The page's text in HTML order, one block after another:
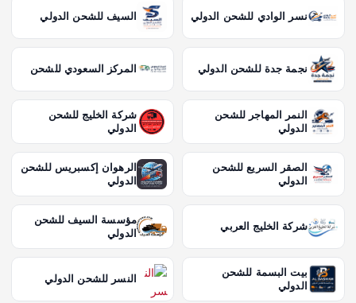
نسر الوادي للشحن الدولي السيف للشحن الدولي
نجمة جدة للشحن الدولي المركز السعودي للشحن
النمر المهاجر للشحن
الدولي
شركة الخليج للشحن
الدولي
الصقر السريع للشحن
الدولي
الرهوان إكسبريس للشحن
الدولي
شركة الخليج العربي
مؤسسة السيف للشحن
الدولي
بيت البسمة للشحن
الدولي
النسر للشحن الدولي